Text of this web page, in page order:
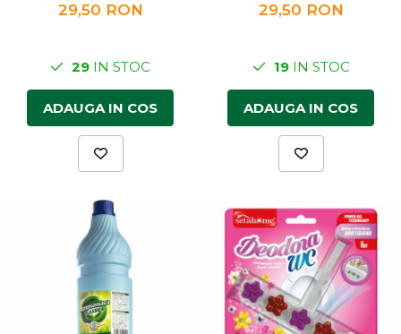
29,50 RON
29 IN STOC
ADAUGA IN COS
29,50 RON
19IN STOC
ADAUGA IN COS